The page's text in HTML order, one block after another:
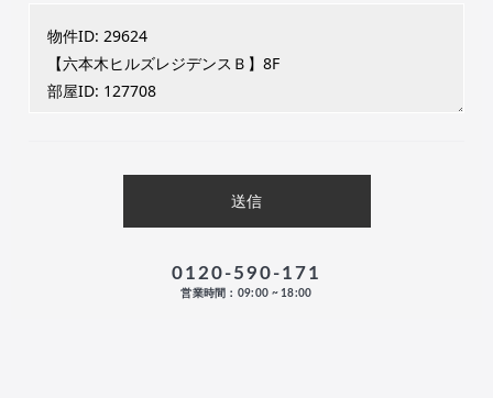
0120-590-171
営業時間：09:00 ~ 18:00